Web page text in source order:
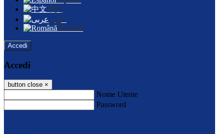
中文
عربى
Română
Accedi
Accedi
button close ×
Nome Utente
Password